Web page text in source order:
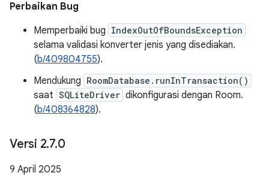
Perbaikan Bug
Memperbaiki bug IndexOutOfBoundsException
selama validasi konverter jenis yang disediakan.
(b/409804755).
Mendukung RoomDatabase.runInTransaction()
saat SQLiteDriver dikonfigurasi dengan Room.
(b/408364828).
Versi 2.7.0
9 April 2025